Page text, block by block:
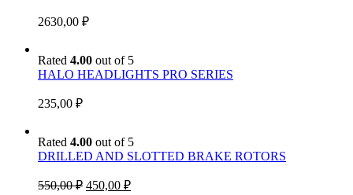
2630,00 ₽
Rated 4.00 out of 5
HALO HEADLIGHTS PRO SERIES
235,00 ₽
Rated 4.00 out of 5
DRILLED AND SLOTTED BRAKE ROTORS
550,00₽ Original
450,00 ₽Current